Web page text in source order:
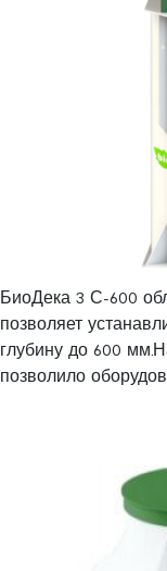
БиоДека 3 С-600
позволяет
глубину до 600
позволило